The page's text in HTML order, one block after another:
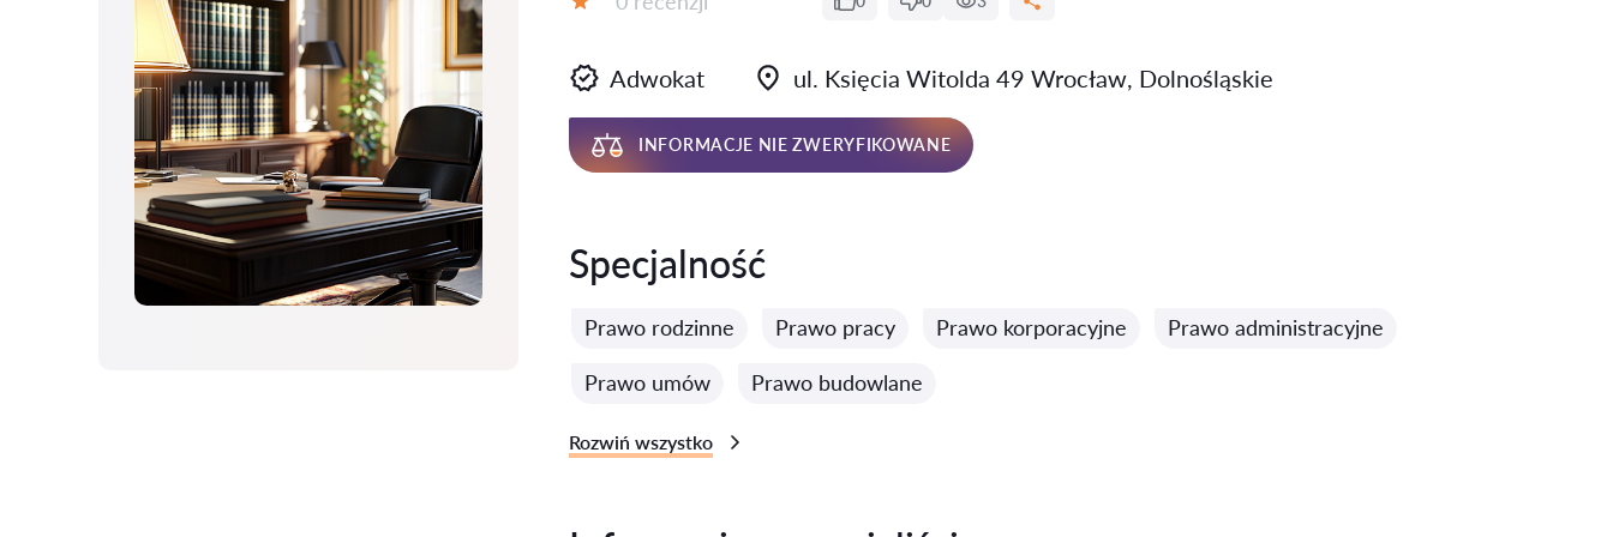
Adwokat ul. Księcia Witolda 49 Wrocław, Dolnośląskie
INFORMACJE NIE ZWERYFIKOWANE
Specjalność
Prawo rodzinne Prawo pracy Prawo korporacyjne Prawo administracyjne
Prawo umów Prawo budowlane
Rozwiń wszystko